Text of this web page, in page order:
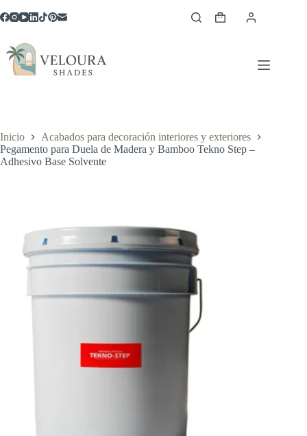
al
Carro
Inicio
Acabados para decoración interiores y exteriores
Pegamento para Duela de Madera y Bamboo Tekno Step –
Adhesivo Base Solvente